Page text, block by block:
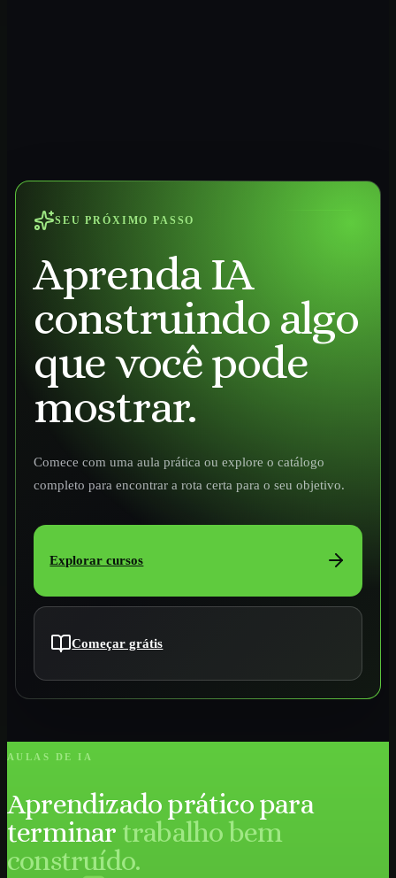
SEU PRÓXIMO PASSO
Aprenda IA
construindo algo
que você pode
mostrar.
Comece com uma aula prática ou explore o catálogo
completo para encontrar a rota certa para o seu objetivo.
Explorar cursos
Começar grátis
AULAS DE IA
Aprendizado prático para
terminar trabalho bem
construído.